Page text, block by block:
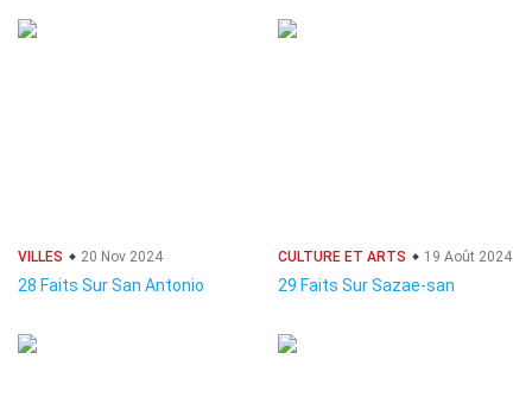
VILLES 20 Nov 2024
28 Faits Sur San Antonio
CULTURE ET ARTS 19 Août 2024
29 Faits Sur Sazae-san